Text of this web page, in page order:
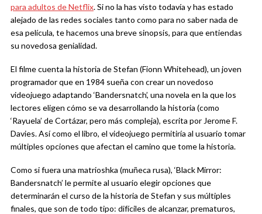
para adultos de Netflix. Si no la has visto todavía y has estado
alejado de las redes sociales tanto como para no saber nada de
esa película, te hacemos una breve sinopsis, para que entiendas
su novedosa genialidad.
El filme cuenta la historia de Stefan (Fionn Whitehead), un joven
programador que en 1984 sueña con crear un novedoso
videojuego adaptando ‘Bandersnatch’, una novela en la que los
lectores eligen cómo se va desarrollando la historia (como
‘Rayuela’ de Cortázar, pero más compleja), escrita por Jerome F.
Davies. Así como el libro, el videojuego permitiría al usuario tomar
múltiples opciones que afectan el camino que tome la historia.
Como si fuera una matrioshka (muñeca rusa), ‘Black Mirror:
Bandersnatch’ le permite al usuario elegir opciones que
determinarán el curso de la historia de Stefan y sus múltiples
finales, que son de todo tipo: difíciles de alcanzar, prematuros,